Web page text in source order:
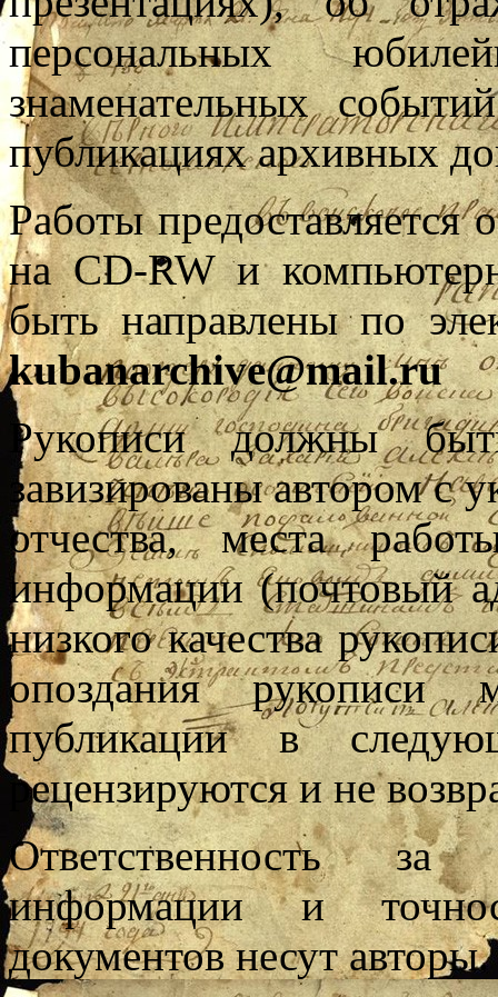
персональных
знаменательных
публикациях архивных
Работы предоставляется
на CD-RW и
быть направлены по
kubanarchive@mail.ru
Рукописи должны
завизированы автором с
отчества, места
информации (почтовый
низкого качества
опоздания
публикации в
рецензируются и не
Ответственность за
информации и
документов несут авторы.